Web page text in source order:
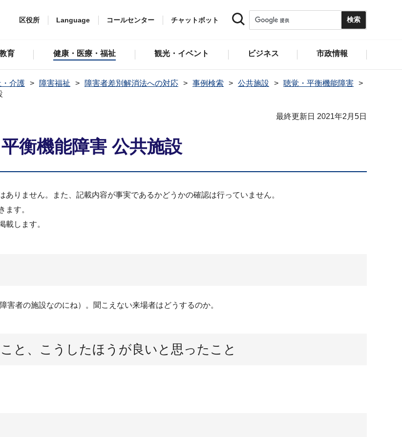
区役所 Language コールセンター チャットボット
育 健康・医療・福祉 観光・イベント ビジネス 市政情報
介護 障害福祉 障害者差別解消法への対応 事例検索 公共施設
聴覚・平衡機能障害
最終更新日 2021年2月5日
衡機能障害 公共施設
りません。また、記載内容が事実であるかどうかの確認は行っていません。
ます。
載します。
者の施設なのにね）。聞こえない来場者はどうするのか。
と、こうしたほうが良いと思ったこと